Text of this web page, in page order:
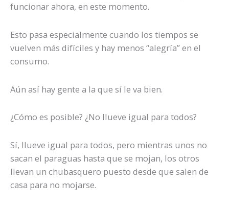
funcionar ahora, en este momento.
Esto pasa especialmente cuando los tiempos se
vuelven más difíciles y hay menos “alegría” en el
consumo.
Aún así hay gente a la que sí le va bien.
¿Cómo es posible? ¿No llueve igual para todos?
Sí, llueve igual para todos, pero mientras unos no
sacan el paraguas hasta que se mojan, los otros
llevan un chubasquero puesto desde que salen de
casa para no mojarse.